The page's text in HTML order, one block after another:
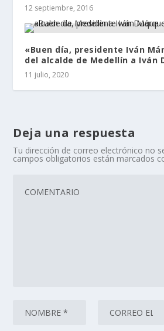
12 septiembre, 2016
«Buen día, presidente Iván
del alcalde de Medellín a Iván
11 julio, 2020
Deja una respuesta
Tu dirección de correo electrónico no
campos obligatorios están marcados